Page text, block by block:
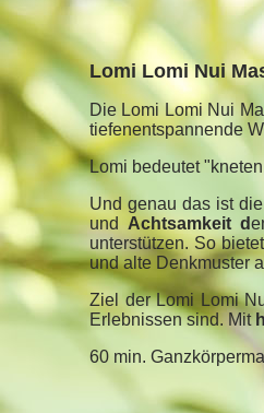
Lomi Lomi Nui
Die Lomi Lomi Nui
tiefenentspannende
Lomi bedeutet
Und genau das ist
und Achtsamkeit d
unterstützen. So
und alte Denkmuster
Ziel der Lomi Lomi
Erlebnissen sind. Mit
60 min.